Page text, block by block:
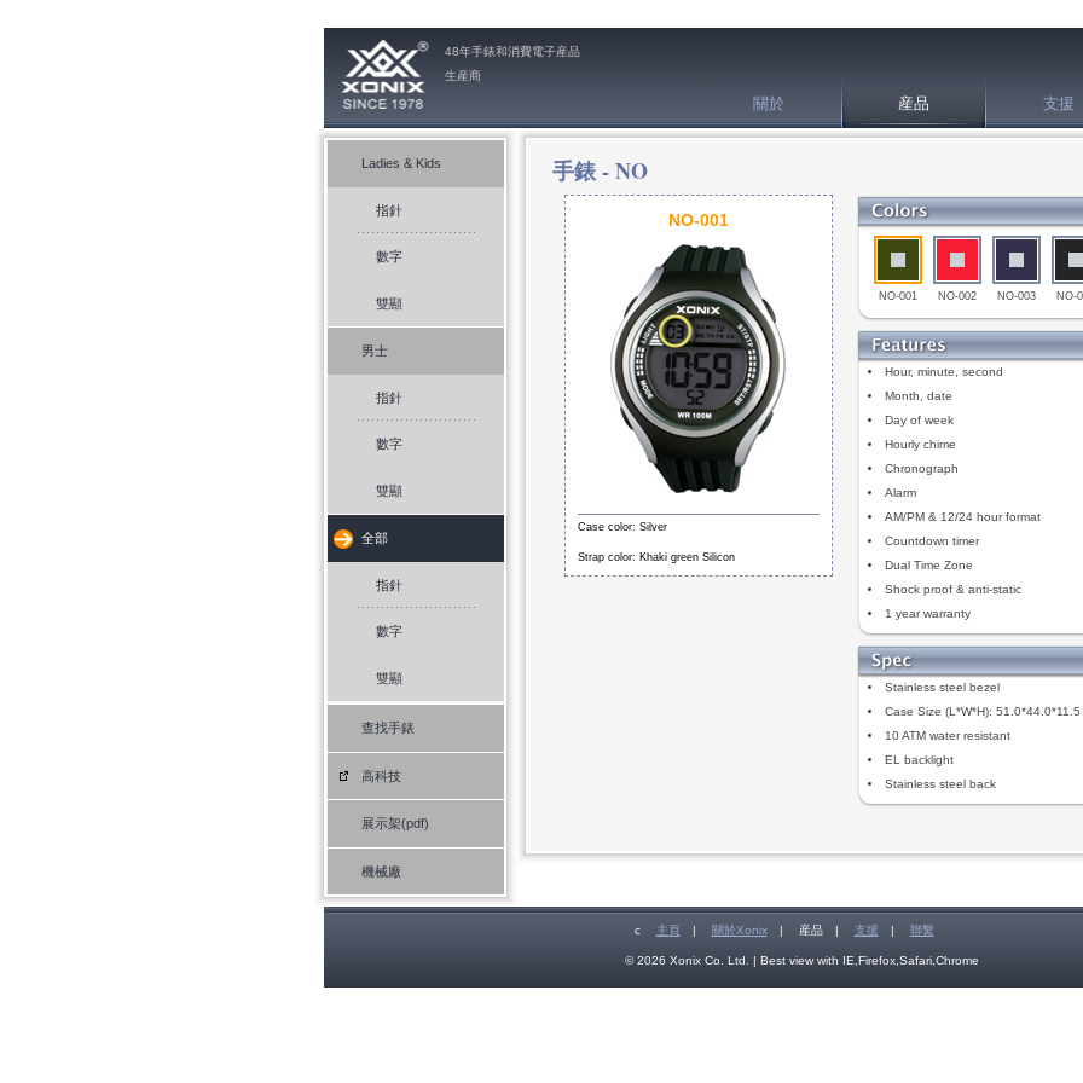
48年手錶和消費電子産品
生産商
關於 産品 支援
Ladies & Kids
指針
數字
雙顯
男士
指針
數字
雙顯
全部
指針
數字
雙顯
查找手錶
高科技
展示架(pdf)
機械廠
手錶 - NO
NO-001
Case color: Silver
Strap color: Khaki green Silicon
NO-001 NO-002 NO-003 NO-
Hour, minute, second
Month, date
Day of week
Hourly chime
Chronograph
Alarm
AM/PM & 12/24 hour format
Countdown timer
Dual Time Zone
Shock proof & anti-static
1 year warranty
Stainless steel bezel
Case Size (L*W*H): 51.0*44.0*11.5
10 ATM water resistant
EL backlight
Stainless steel back
c 主頁 | 關於Xonix | 産品 | 支援 | 聯繫
© 2026 Xonix Co. Ltd. | Best view with IE,Firefox,Safari,Chrome